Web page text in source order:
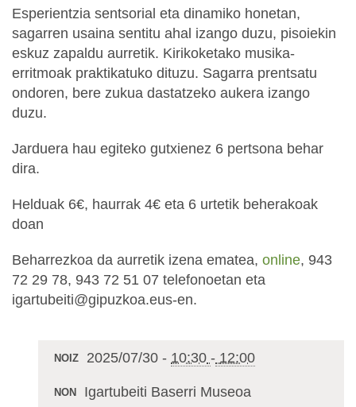
Esperientzia sentsorial eta dinamiko honetan,
sagarren usaina sentitu ahal izango duzu, pisoiekin
eskuz zapaldu aurretik. Kirikoketako musika-
erritmoak praktikatuko dituzu. Sagarra prentsatu
ondoren, bere zukua dastatzeko aukera izango
duzu.
Jarduera hau egiteko gutxienez 6 pertsona behar
dira.
Helduak 6€, haurrak 4€ eta 6 urtetik beherakoak
doan
Beharrezkoa da aurretik izena ematea, online, 943
72 29 78, 943 72 51 07 telefonoetan eta
igartubeiti@gipuzkoa.eus-en.
NOIZ 2025/07/30 - 10:30 - 12:00
NON Igartubeiti Baserri Museoa